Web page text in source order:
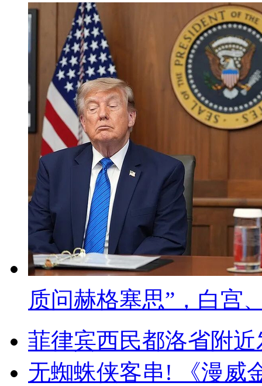
质问赫格塞思”，白宫
菲律宾西民都洛省附
无蜘蛛侠客串! 《漫威